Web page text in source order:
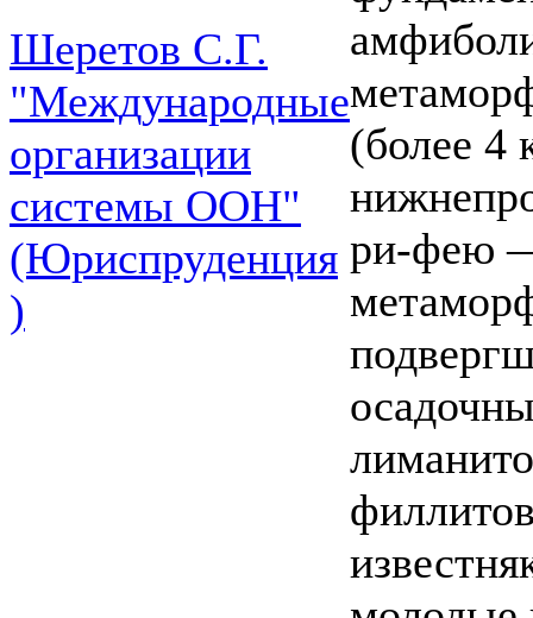
Шеретов С.Г.
"Международные
организации
системы ООН"
(Юриспруденция
)
(более 4
ри-фею